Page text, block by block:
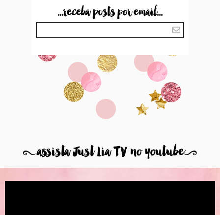
...receba posts por email...
8assista Just Lia TV no youtube9